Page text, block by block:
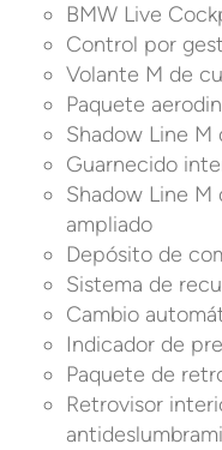
BMW Live
Control por
Volante M de
Paquete
Shadow Line
Guarnecido
Shadow Line
ampliado
Depósito de
Sistema de
Cambio
Indicador de
Paquete de
Retrovisor